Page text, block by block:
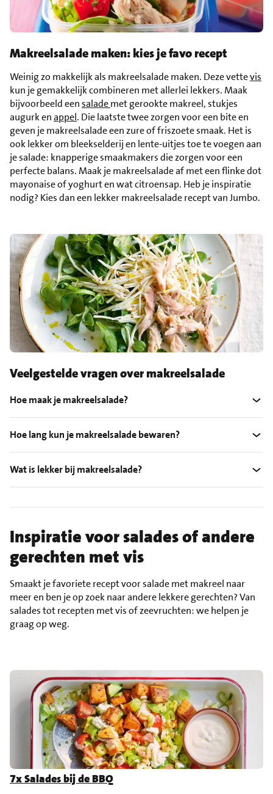
Makreelsalade maken: kies je favo recept
Weinig zo makkelijk als makreelsalade maken. Deze vettevis
kun je gemakkelijk combineren met allerlei lekkers. Maak
bijvoorbeeld eensalademet gerookte makreel, stukjes
augurk enappel. Die laatste twee zorgen voor een bite en
geven je makreelsalade een zure of friszoete smaak. Het is
ook lekker om bleekselderij en lente-uitjes toe te voegen aan
je salade: knapperige smaakmakers die zorgen voor een
perfecte balans. Maak je makreelsalade af met een flinke dot
mayonaise of yoghurt en wat citroensap. Heb je inspiratie
nodig? Kies dan een lekker makreelsalade recept van Jumbo.
Veelgestelde vragen over makreelsalade
Hoe maak je makreelsalade?
Hoe lang kun je makreelsalade bewaren?
Wat is lekker bij makreelsalade?
Inspiratie voor salades of andere
gerechten met vis
Smaakt je favoriete recept voor salade met makreel naar
meer en ben je op zoek naar andere lekkere gerechten? Van
salades tot recepten met vis of zeevruchten: we helpen je
graag op weg.
7x Salades bij de BBQ